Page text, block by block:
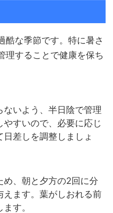
酷な季節です。特に暑さ
理することで健康を保ち
いよう、半日陰で管理
やすいので、必要に応じ
差しを調整しましょ
め、朝と夕方の2回に分
えます。葉がしおれる前
す。